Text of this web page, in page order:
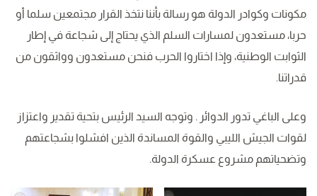
مكونات وكوادر الدولة هو رسالة بأننا نتخذ القرار مجتمعين سلما أو
حربا، مستعدون لمسارات السلم الذي يحتاج إلى شجاعة في إطار
الثوابت الوطنية، وإذا اختاروا الحرب فنحن مستعدون وواثقون من
قدراتنا.
وعلى الباغي تدور الدوائر . وتوجه السيد الرئيس بتحية تقدير واعتزاز
لقوات الجيش الليبي والقوة المساندة الذين افشلوا بشجاعتهم
وتضحياتهم مشروع عسكرة الدولة.